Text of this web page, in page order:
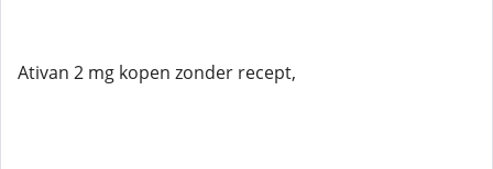
Ativan 2 mg kopen zonder recept,